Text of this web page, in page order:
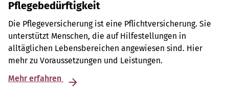
Pflegebedürftigkeit
Die Pflegeversicherung ist eine Pflichtversicherung. Sie
unterstützt Menschen, die auf Hilfestellungen in
alltäglichen Lebensbereichen angewiesen sind. Hier
mehr zu Voraussetzungen und Leistungen.
Mehr erfahren